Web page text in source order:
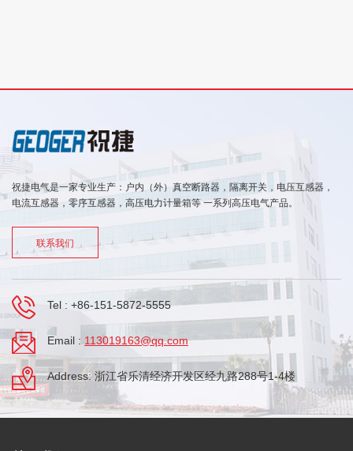
祝捷电气是一家专业生产：户内（外）真空断路器，隔离开关，电压互感器，
电流互感器，零序互感器，高压电力计量箱等 一系列高压电气产品。
联系我们
Tel : +86-151-5872-5555
Email : 113019163@qq.com
Address: 浙江省乐清经济开发区经九路288号1-4楼